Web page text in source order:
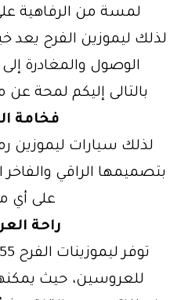
لمسة من الرفاهية
لذلك ليموزين الفرح يعد
الوصول والمغادرة
بالتالى إليكم لمحة عن
فخامة
لذلك سيارات ليموزين
بتصميمها الراقي
على أي
راحة
للعروسين، حيث